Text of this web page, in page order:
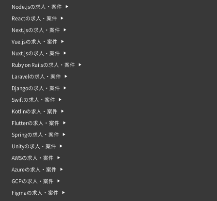
Node.jsの求人・案件
Reactの求人・案件
Next.jsの求人・案件
Vue.jsの求人・案件
Nuxt.jsの求人・案件
Ruby on Railsの求人・案件
Laravelの求人・案件
Djangoの求人・案件
Swiftの求人・案件
Kotlinの求人・案件
Flutterの求人・案件
Springの求人・案件
Unityの求人・案件
AWSの求人・案件
Azureの求人・案件
GCPの求人・案件
Figmaの求人・案件